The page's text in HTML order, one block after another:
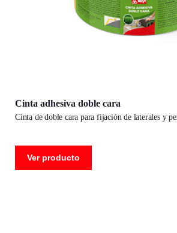
Cinta adhesiva doble cara
cinta de doble cara para fijación de laterales y
Ver producto